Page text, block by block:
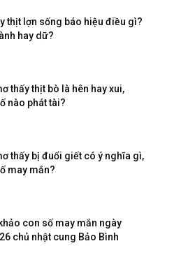
thịt lợn sống báo hiệu điều gì?
hay dữ?
thấy thịt bò là hên hay xui,
nào phát tài?
thấy bị đuổi giết có ý nghĩa gì,
may mắn?
con số may mắn ngày
chủ nhật cung Bảo Bình